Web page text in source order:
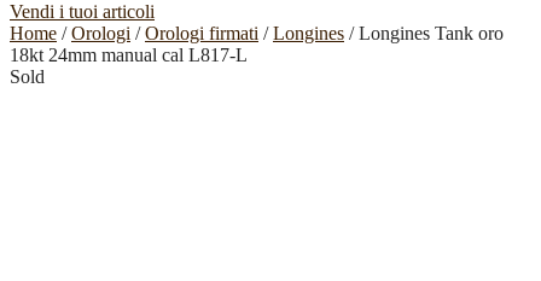
Vendi i tuoi articoli
Home /Orologi /Orologi firmati /Longines / Longines Tank oro
18kt 24mm manual cal L817-L
Sold